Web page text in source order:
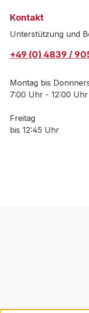
Kontakt
Unterstützung und
+49 (0) 4839 /
Montag bis
7:00 Uhr - 12:00
Freitag
bis 12:45 Uhr